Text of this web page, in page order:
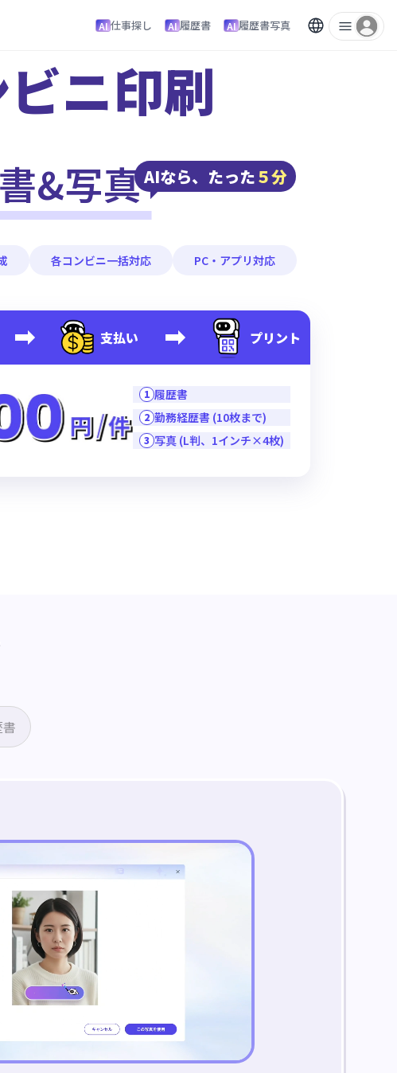
AI 仕事探し AI 履歴書 AI 履歴書写真
ニ印刷
AIなら、たった５分
&写真
各コンビニ一括対応 PC・アプリ対応
支払い プリント
1 履歴書
2 勤務経歴書 (10枚まで)
3 写真 (L判、1インチ×4枚)